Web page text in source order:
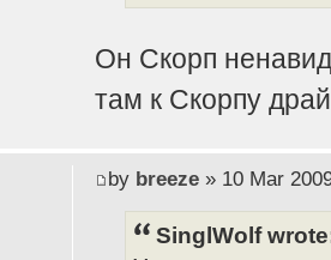
Он Скорп
там к Скорпу
by breeze» 10 Mar
SinglWolf